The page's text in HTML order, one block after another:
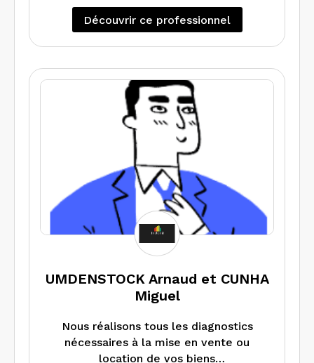
Noisy le Roi à l’Ouest Parisien, de Saint
Nom la Bretèche à Bougival, de la Celle
obligatoires pour toutes les
transactions entre particuliers et suis
votre unique interlocuteur pour toute
question.
Disponible 6 jours sur 7, mes délais
d’intervention ne dépassent jamais
48/72 heures et les rapports sont
transmis sous 48 heures.
Efficacité, Compétence, Discrétion
sont autant d’atouts qui me permettent
aujourd’hui d’être leader dans mon
secteur géographique d’activités.
Découvrir ce professionnel
UMDENSTOCK Arnaud et CUNHA
Miguel
Nous réalisons tous les diagnostics
nécessaires à la mise en vente ou
location de vos biens